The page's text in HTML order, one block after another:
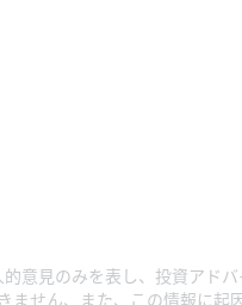
意見のみを表し、投資アド
ません、また、この情報に起